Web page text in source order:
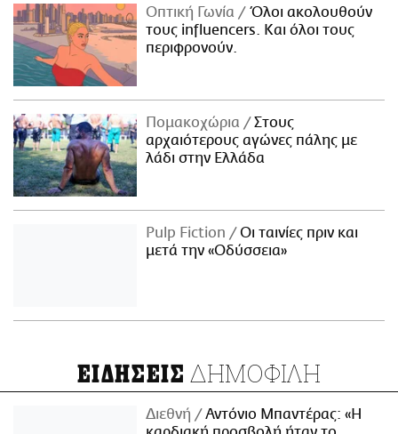
Οπτική Γωνία
Όλοι ακολουθούν
τους influencers. Και όλοι τους
περιφρονούν.
Πομακοχώρια
Στους
αρχαιότερους αγώνες πάλης με
λάδι στην Ελλάδα
Pulp Fiction
Οι ταινίες πριν και
μετά την «Οδύσσεια»
ΕΙΔΗΣΕΙΣ ΔΗΜΟΦΙΛΗ
Διεθνή
Αντόνιο Μπαντέρας: «Η